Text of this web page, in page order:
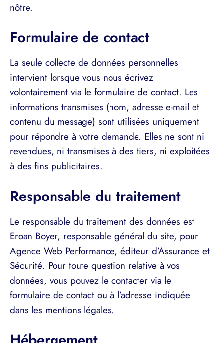
nôtre.
Formulaire de contact
La seule collecte de données personnelles
intervient lorsque vous nous écrivez
volontairement via le formulaire de contact. Les
informations transmises (nom, adresse e-mail et
contenu du message) sont utilisées uniquement
pour répondre à votre demande. Elles ne sont ni
revendues, ni transmises à des tiers, ni exploitées
à des fins publicitaires.
Responsable du traitement
Le responsable du traitement des données est
Eroan Boyer, responsable général du site, pour
Agence Web Performance, éditeur d’Assurance et
Sécurité. Pour toute question relative à vos
données, vous pouvez le contacter via le
formulaire de contact ou à l’adresse indiquée
dans les mentions légales.